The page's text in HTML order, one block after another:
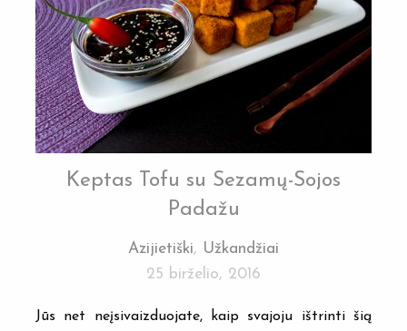
Keptas Tofu su Sezamų-Sojos
Padažu
Azijietiški, Užkandžiai
25 birželio, 2016
Jūs net neįsivaizduojate, kaip svajoju ištrinti šią